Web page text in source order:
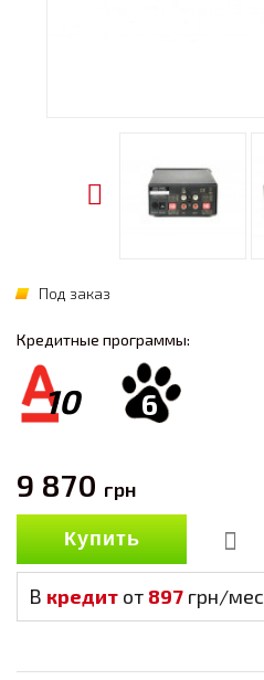
Под заказ
Кредитные программы:
10 6
9 870 грн
Купить
В кредит от 897 грн/мес